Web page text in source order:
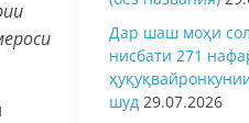
Дар шаш моҳи
нисбати 271
шуд 29.07.2026